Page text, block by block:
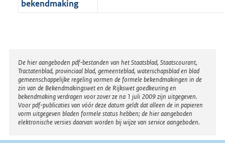
bekendmaking
Disclaimer
De hier aangeboden pdf-bestanden van het Staatsblad, Staatscourant,
Tractatenblad, provinciaal blad, gemeenteblad, waterschapsblad en blad
gemeenschappelijke regeling vormen de formele bekendmakingen in de
zin van de Bekendmakingswet en de Rijkswet goedkeuring en
bekendmaking verdragen voor zover ze na 1 juli 2009 zijn uitgegeven.
Voor pdf-publicaties van vóór deze datum geldt dat alleen de in papieren
vorm uitgegeven bladen formele status hebben; de hier aangeboden
elektronische versies daarvan worden bij wijze van service aangeboden.